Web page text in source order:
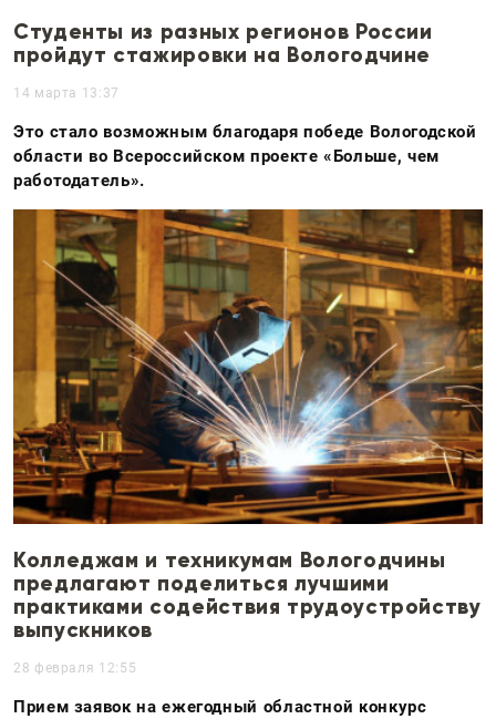
Студенты из разных регионов России
пройдут стажировки на Вологодчине
14 марта 13:37
Это стало возможным благодаря победе Вологодской
области во Всероссийском проекте «Больше, чем
работодатель».
Колледжам и техникумам Вологодчины
предлагают поделиться лучшими
практиками содействия трудоустройству
выпускников
28 февраля 12:55
Прием заявок на ежегодный областной конкурс